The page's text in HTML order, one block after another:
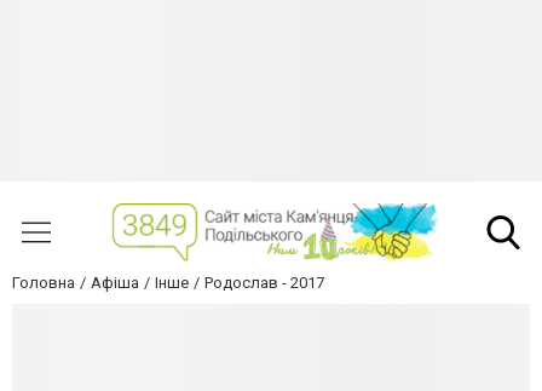
Головна Афіша Інше Родослав - 2017